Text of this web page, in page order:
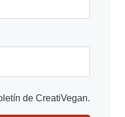
de CreatiVegan.